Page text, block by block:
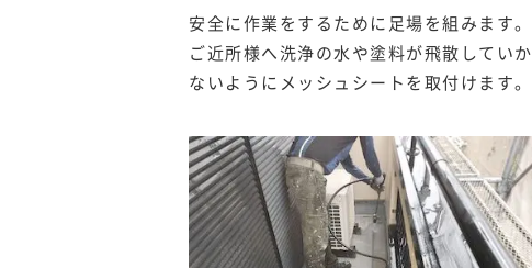
安全に作業をするために足場を組みます。
ご近所様へ洗浄の水や塗料が飛散していか
ないようにメッシュシートを取付けます。